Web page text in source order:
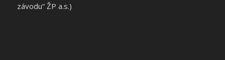
závodu“ ŽP a.s.)